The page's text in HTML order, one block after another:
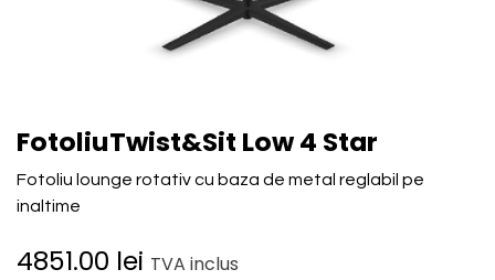
FotoliuTwist&Sit Low 4 Star
Fotoliu lounge rotativ cu baza de metal reglabil pe
inaltime
4851.00 lei TVA inclus